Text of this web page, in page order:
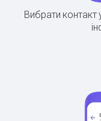
Вибрати контакт